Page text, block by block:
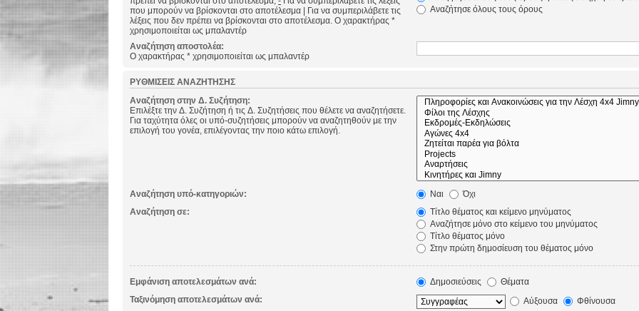
που μπορούν να βρίσκονται στο αποτέλεσμα | Για να συμπεριλάβετε τις
λέξεις που δεν πρέπει να βρίσκονται στο αποτέλεσμα. Ο χαρακτήρας *
χρησιμοποιείται ως μπαλαντέρ
Αναζήτησε όλους τους όρους
Αναζήτηση αποστολέα:
Ο χαρακτήρας * χρησιμοποιείται ως μπαλαντέρ
ΡΥΘΜΊΣΕΙΣ ΑΝΑΖΉΤΗΣΗΣ
Αναζήτηση στην Δ. Συζήτηση:
Επιλέξτε την Δ. Συζήτηση ή τις Δ. Συζητήσεις που θέλετε να αναζητήσετε.
Για ταχύτητα όλες οι υπό-συζητήσεις μπορούν να αναζητηθούν με την
επιλογή του γονέα, επιλέγοντας την ποιο κάτω επιλογή.
Αναζήτηση υπό-κατηγοριών: Ναι
Όχι
Αναζήτηση σε:
Τίτλο θέματος και κείμενο μηνύματος
Αναζήτησε μόνο στο κείμενο του μηνύματος
Τίτλο θέματος μόνο
Στην πρώτη δημοσίευση του θέματος μόνο
Εμφάνιση αποτελεσμάτων ανά: Δημοσιεύσεις
Θέματα
Ταξινόμηση αποτελεσμάτων ανά:
Αύξουσα Φθίνουσα